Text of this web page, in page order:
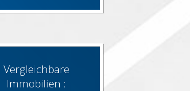
Vergleichbare
Immobilien :